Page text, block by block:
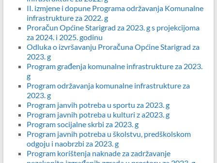
II. izmjene i dopune Programa održavanja Komunalne
infrastrukture za 2022. g
Proračun Općine Starigrad za 2023. g s projekcijoma
za 2024. i 2025. godinu
Odluka o izvršavanju Proračuna Općine Starigrad za
2023. g
Program građenja komunalne infrastrukture za 2023.
g
Program održavanja komunalne infrastrukture za
2023. g
Program janvih potreba u sportu za 2023. g
Program javnih potreba u kulturi z a2023. g
Program socijalne skrbi za 2023. g
Program javnih potreba u školstvu, predškolskom
odgoju i naobrzbi za 2023. g
Program korištenja naknade za zadržavanje